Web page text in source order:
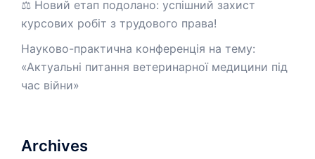
⚖️ Новий етап подолано: успішний захист
курсових робіт з трудового права!
Науково-практична конференція на тему:
«Актуальні питання ветеринарної медицини під
час війни»
Archives